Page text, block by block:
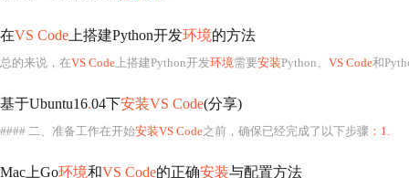
在VS Code 上搭建Python开发环境的方法
总的来说，在VS Code 上搭建Python开发环境需要安装Python、 VS Code和
基于Ubuntu16.04下安装VS Code(分享)
#### 二、准备工作在开始安装VS Code之前，确保已经完成了以下步骤 ：1.
Mac上Go环境和VS Code的正确安装与配置方法